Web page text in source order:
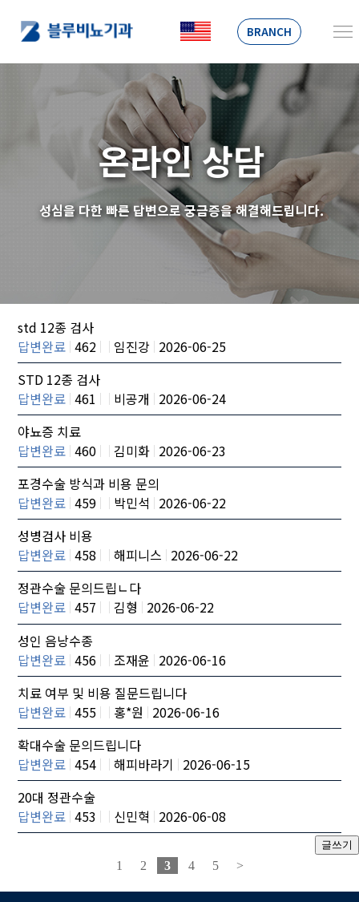
BRANCH
온라인 상담
성심을 다한 빠른 답변으로 궁금증을 해결해드립니다.
std 12종 검사
답변완료 462 임진강 2026-06-25
STD 12종 검사
답변완료 461 비공개 2026-06-24
야뇨증 치료
답변완료 460 김미화 2026-06-23
포경수술 방식과 비용 문의
답변완료 459 박민석 2026-06-22
성병검사 비용
답변완료 458 해피니스 2026-06-22
정관수술 문의드립ㄴ다
답변완료 457 김형 2026-06-22
성인 음낭수종
답변완료 456 조재윤 2026-06-16
치료 여부 및 비용 질문드립니다
답변완료 455 홍*원 2026-06-16
확대수술 문의드립니다
답변완료 454 해피바라기 2026-06-15
20대 정관수술
답변완료 453 신민혁 2026-06-08
1 2 3 4 5 >